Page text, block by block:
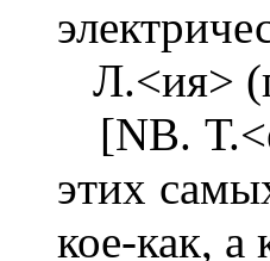
Л.<ия>
[NB.
этих
кое-как,